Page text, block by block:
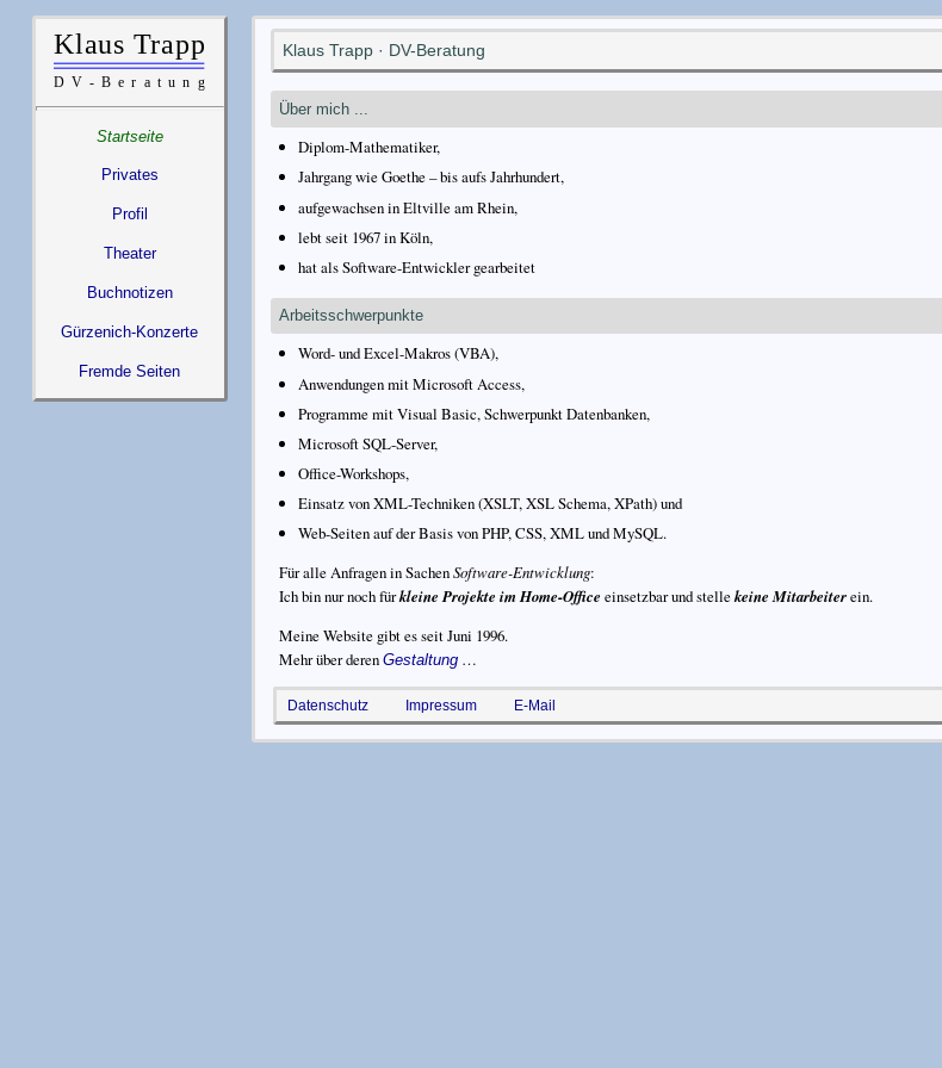
Startseite
Privates
Profil
Theater
Buchnotizen
Gürzenich-Konzerte
Fremde Seiten
Klaus Trapp · DV-Beratung
Über mich ...
Diplom-Mathematiker,
Jahrgang wie Goethe – bis aufs Jahrhundert,
aufgewachsen in Eltville am Rhein,
lebt seit 1967 in Köln,
hat als Software-Entwickler gearbeitet
Arbeitsschwerpunkte
Word- und Excel-Makros (VBA),
Anwendungen mit Microsoft Access,
Programme mit Visual Basic, Schwerpunkt Datenbanken,
Microsoft SQL-Server,
Office-Workshops,
Einsatz von XML-Techniken (XSLT, XSL Schema, XPath) und
Web-Seiten auf der Basis von PHP, CSS, XML und MySQL.
Für alle Anfragen in SachenSoftware-Entwicklung:
Ich bin nur noch fürkleine Projekte im Home-Office einsetzbar und stellekeine Mitarbeiterein.
Meine Website gibt es seitJuni 1996.
Mehr über deren Gestaltung…
Datenschutz Impressum E-Mail